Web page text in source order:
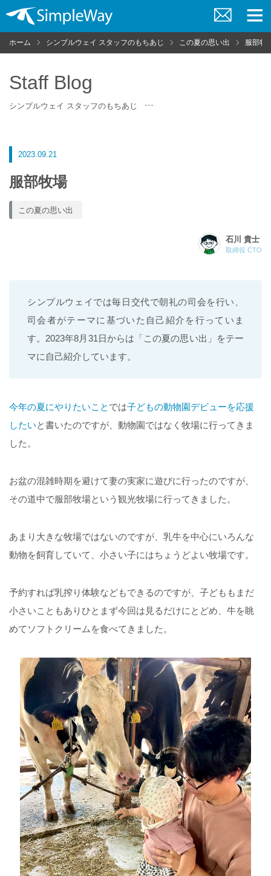
問
い
ニ
ュ
ホーム シンプルウェイ スタッフのもちあじ この夏の思い出 服部牧
Staff Blog
シンプルウェイ スタッフのもちあじ
2023.09.21
服部牧場
この夏の思い出
石川 貴士
取締役 CTO
シンプルウェイでは毎日交代で朝礼の司会を行い、
司会者がテーマに基づいた自己紹介を行っていま
す。2023年8月31日からは「この夏の思い出」をテー
マに自己紹介しています。
今年の夏にやりたいこと では子どもの動物園デビューを応援
したいと書いたのですが、動物園ではなく牧場に行ってきま
した。
お盆の混雑時期を避けて妻の実家に遊びに行ったのですが、
その道中で服部牧場という観光牧場に行ってきました。
あまり大きな牧場ではないのですが、乳牛を中心にいろんな
動物を飼育していて、小さい子にはちょうどよい牧場です。
予約すれば乳搾り体験などもできるのですが、子どももまだ
小さいこともありひとまず今回は見るだけにとどめ、牛を眺
めてソフトクリームを食べてきました。